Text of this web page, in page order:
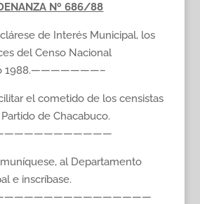
Nº 686/88
de Interés Municipal, los
del Censo Nacional
1988.———————–
el cometido de los censistas
de Chacabuco.
al Departamento
e inscríbase.